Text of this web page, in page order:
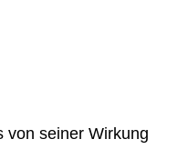
von seiner Wirkung